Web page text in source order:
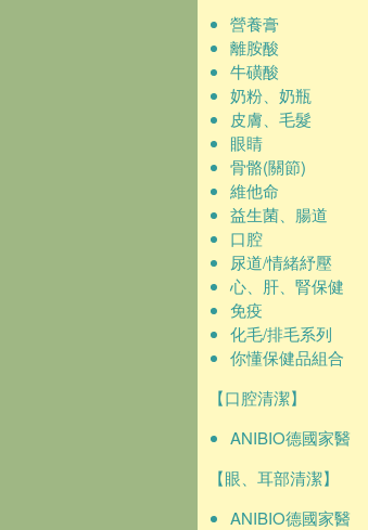
營養膏
離胺酸
牛磺酸
奶粉、奶瓶
皮膚、毛髮
眼睛
骨骼(關節)
維他命
益生菌、腸道
口腔
尿道/情緒紓壓
心、肝、腎保健
免疫
化毛/排毛系列
你懂保健品組合
【口腔清潔】
ANIBIO德國家醫
【眼、耳部清潔】
ANIBIO德國家醫